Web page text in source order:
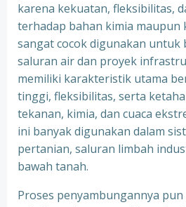
karena kekuatan, fleksibilitas,
terhadap bahan kimia maupun
sangat cocok digunakan untuk
saluran air dan proyek
memiliki karakteristik utama
tinggi, fleksibilitas, serta
tekanan, kimia, dan cuaca
ini banyak digunakan dalam
pertanian, saluran limbah
bawah tanah.
Proses penyambungannya